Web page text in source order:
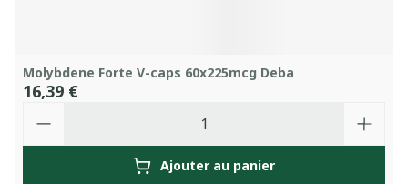
Molybdene Forte V-caps 60x225mcg Deba
16,39 €
Ajouter au panier